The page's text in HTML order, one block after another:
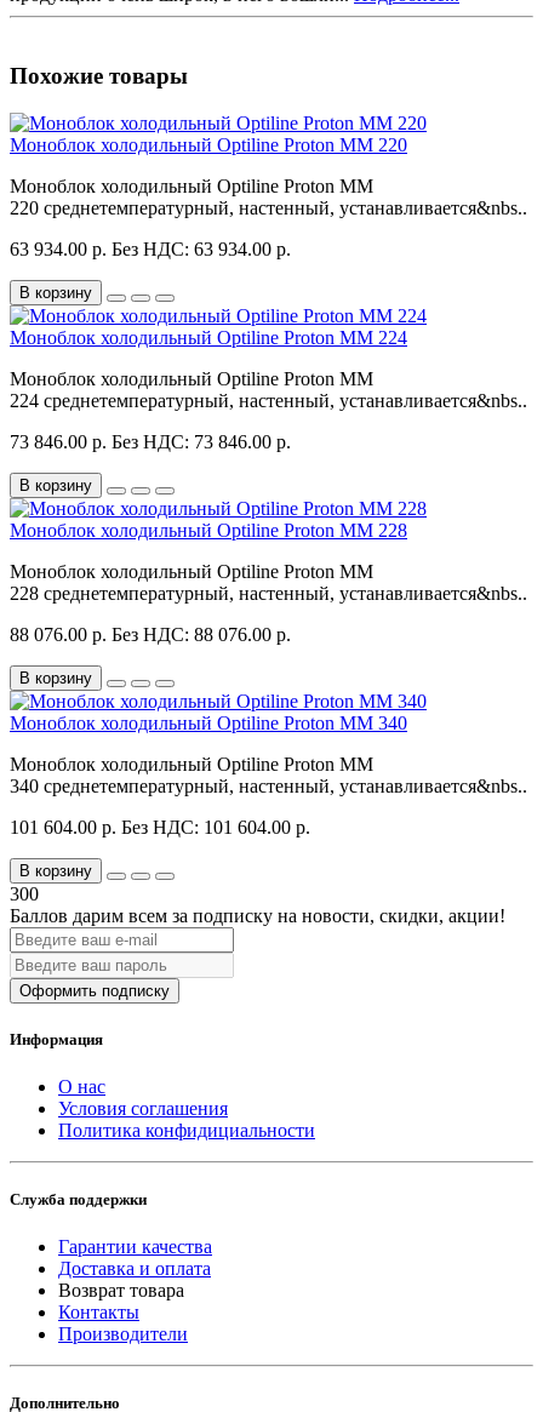
Похожие товары
Моноблок холодильный Optiline Proton MM 220
Моноблок холодильный Optiline Proton MM
220 среднетемпературный, настенный, устанавливается&nbs..
63 934.00 р. Без НДС: 63 934.00 р.
В корзину
Моноблок холодильный Optiline Proton MM 224
Моноблок холодильный Optiline Proton MM
224 среднетемпературный, настенный, устанавливается&nbs..
73 846.00 р. Без НДС: 73 846.00 р.
В корзину
Моноблок холодильный Optiline Proton MM 228
Моноблок холодильный Optiline Proton MM
228 среднетемпературный, настенный, устанавливается&nbs..
88 076.00 р. Без НДС: 88 076.00 р.
В корзину
Моноблок холодильный Optiline Proton MM 340
Моноблок холодильный Optiline Proton MM
340 среднетемпературный, настенный, устанавливается&nbs..
101 604.00 р. Без НДС: 101 604.00 р.
В корзину
300
Баллов дарим всем за подписку на новости, скидки, акции!
Оформить подписку
Информация
О нас
Условия соглашения
Политика конфидициальности
Служба поддержки
Гарантии качества
Доставка и оплата
Возврат товара
Контакты
Производители
Дополнительно